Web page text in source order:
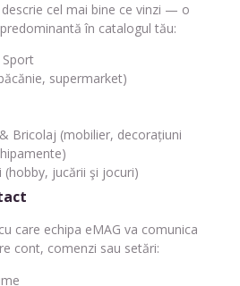
cel mai bine ce vinzi — o
în catalogul tău:
supermarket)
Bricolaj (mobilier, decorațiuni
(hobby, jucării şi jocuri)
care echipa eMAG va comunica
cont, comenzi sau setări: